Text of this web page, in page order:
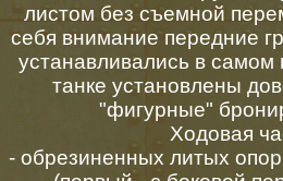
листом без съемной
себя внимание передние
устанавливались в самом
танке установлены
"фигурные"
Ходовая
- обрезиненных литых